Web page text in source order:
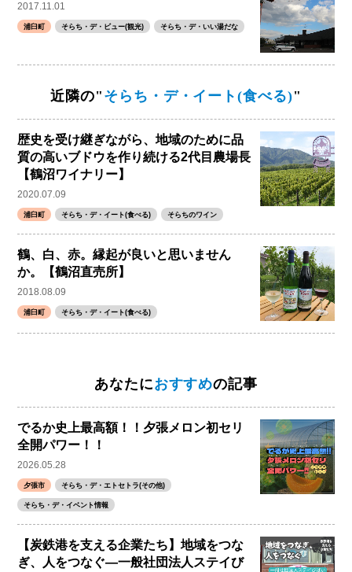
2017.11.01
浦臼町 そらち・デ・ビュー(観光) そらち・デ・いい湯だな
近隣の" そらち・デ・イート(食べる)"
歴史を受け継ぎながら、地域のために品
質の高いブドウを作り続ける2代目農場長
【鶴沼ワイナリー】
2020.07.09
浦臼町 そらち・デ・イート(食べる) そらちのワイン
鶴、白、赤。縁起が良いと思いません
か。【鶴沼直売所】
2018.08.09
浦臼町 そらち・デ・イート(食べる)
あなたにおすすめの記事
でるか史上最高額！！夕張メロン初セリ
全開パワー！！
2026.05.28
夕張市 そらち・デ・エトセトラ(その他)
そらち・デ・イベント情報
【炭鉄港を支える企業たち】地域をつな
ぎ、人をつなぐ―一般社団法人ステイび